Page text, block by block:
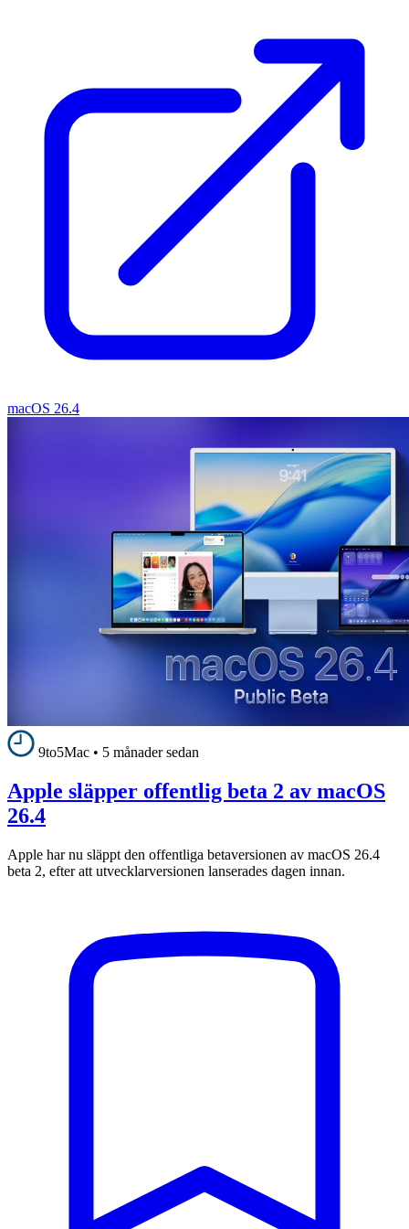
macOS 26.4
9to5Mac • 5 månader sedan
Apple släpper offentlig beta 2 av macOS
26.4
Apple har nu släppt den offentliga betaversionen av macOS 26.4
beta 2, efter att utvecklarversionen lanserades dagen innan.